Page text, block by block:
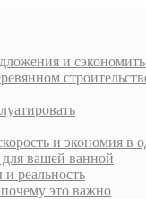
и сэкономить
и экономия в
для вашей ванной
реальность
это важно